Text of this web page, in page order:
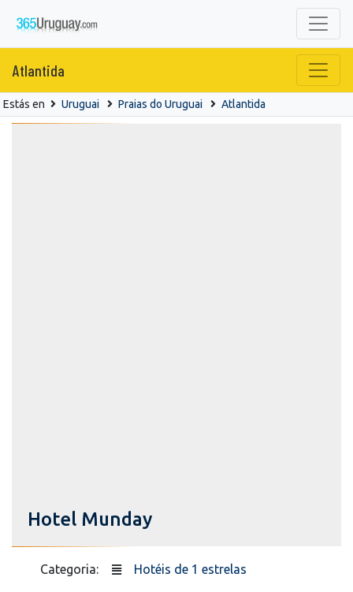
Atlantida
Estás en Uruguai Praias do Uruguai Atlantida
Hotel Munday
Categoria: Hotéis de 1 estrelas